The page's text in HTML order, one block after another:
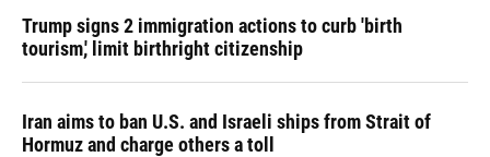
Trump signs 2 immigration actions to curb 'birth
tourism,' limit birthright citizenship
Iran aims to ban U.S. and Israeli ships from Strait of
Hormuz and charge others a toll